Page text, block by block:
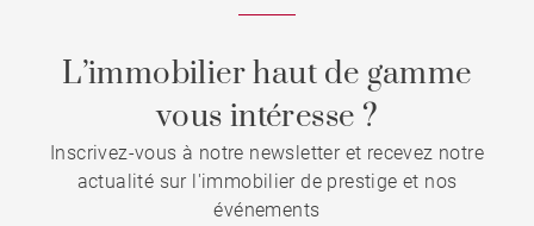
L’immobilier haut de gamme
vous intéresse ?
Inscrivez-vous à notre newsletter et recevez notre
actualité sur l'immobilier de prestige et nos
événements